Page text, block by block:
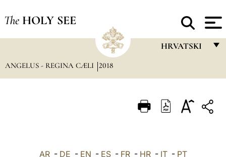
The HOLY SEE
HRVATSKI
ITALIANO
ANGELUS - REGINA CÆLI 2018
AR- DE - EN - ES- FR- HR- IT- PT